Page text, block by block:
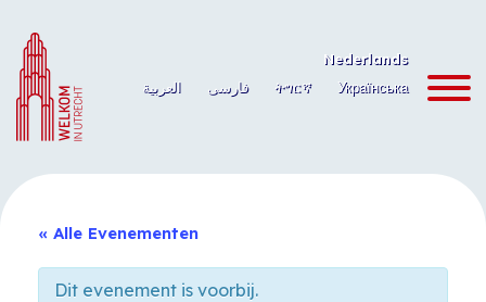
naar
de
inhoud
Nederlands
العربية
فارسی ትግርኛ Українська
« Alle Evenementen
Dit evenement is voorbij.